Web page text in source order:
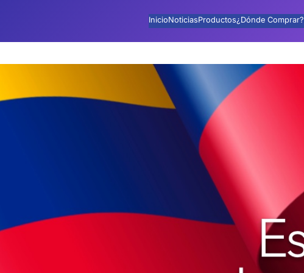
InicioNoticiasProductos¿Dónde Comprar?